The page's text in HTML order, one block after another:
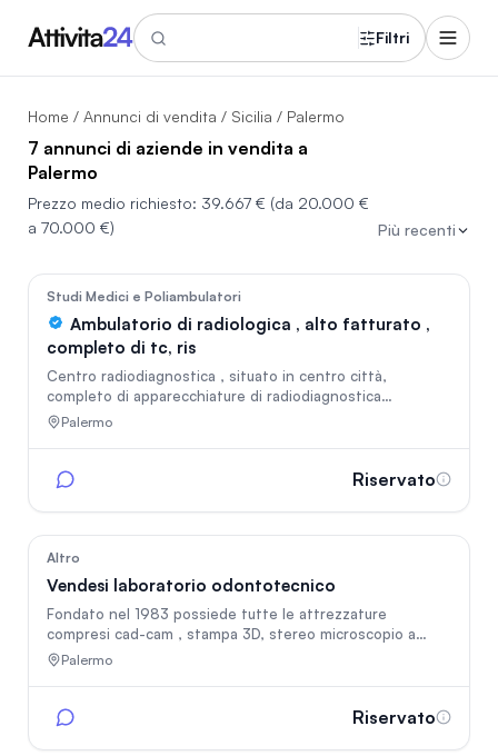
Filtri
Home / Annunci di vendita / Sicilia / Palermo
7 annunci di aziende in vendita a
Palermo
Prezzo medio richiesto: 39.667 € (da 20.000 €
a 70.000 €)
Più recenti
Studi Medici e Poliambulatori
Ambulatorio di radiologica , alto fatturato ,
completo di tc, ris
Centro radiodiagnostica , situato in centro città,
completo di apparecchiature di radiodiagnostica
avanzata, no debiti, alto fatturato piccola convenzione
diversificazione investimenti
Palermo
Riservato
Altro
Vendesi laboratorio odontotecnico
Fondato nel 1983 possiede tutte le attrezzature
compresi cad-cam , stampa 3D, stereo microscopio a
soffitto , 8 posti di lavoro . Se interessati invio lista
Palermo
Riservato